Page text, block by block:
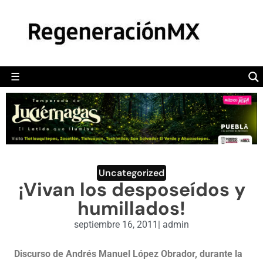
☰
POLÍTICA
CAMALEÓN
OPINIÓN
DEPORTES
ENGLISH SECTION
VIDEOS
Uncategorized
¡Vivan los desposeídos y
humillados!
septiembre 16, 2011 | admin
Discurso de Andrés Manuel López Obrador, durante la